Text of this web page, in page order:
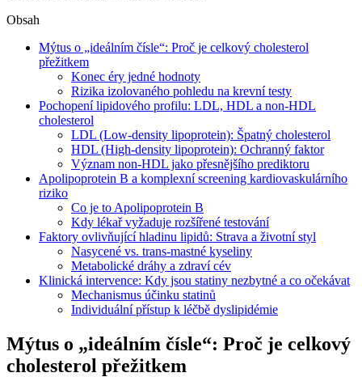
Obsah
Mýtus o „ideálním čísle“: Proč je celkový cholesterol
přežitkem
Konec éry jedné hodnoty
Rizika izolovaného pohledu na krevní testy
Pochopení lipidového profilu: LDL, HDL a non-HDL
cholesterol
LDL (Low-density lipoprotein): Špatný cholesterol
HDL (High-density lipoprotein): Ochranný faktor
Význam non-HDL jako přesnějšího prediktoru
Apolipoprotein B a komplexní screening kardiovaskulárního
riziko
Co je to Apolipoprotein B
Kdy lékař vyžaduje rozšířené testování
Faktory ovlivňující hladinu lipidů: Strava a životní styl
Nasycené vs. trans-mastné kyseliny
Metabolické dráhy a zdraví cév
Klinická intervence: Kdy jsou statiny nezbytné a co očekávat
Mechanismus účinku statinů
Individuální přístup k léčbě dyslipidémie
Mýtus o „ideálním čísle“: Proč je celkový
cholesterol přežitkem